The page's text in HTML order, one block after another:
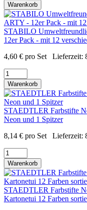
Warenkorb
STABILO
12er Pack - mit 12
4,60 € pro Set Lieferzeit:
Warenkorb
STAEDTLER Farbstifte
Neon und 1 Spitzer
8,14 € pro Set Lieferzeit:
Warenkorb
STAEDTLER Farbstifte
Kartonetui 12 Farben